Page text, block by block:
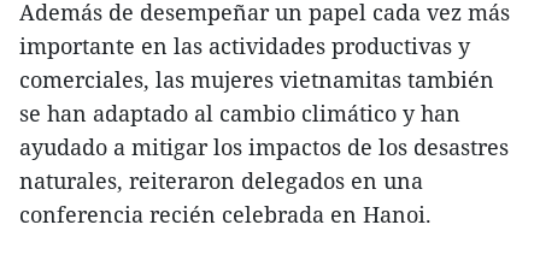
Además de desempeñar un papel cada vez más
importante en las actividades productivas y
comerciales, las mujeres vietnamitas también
se han adaptado al cambio climático y han
ayudado a mitigar los impactos de los desastres
naturales, reiteraron delegados en una
conferencia recién celebrada en Hanoi.